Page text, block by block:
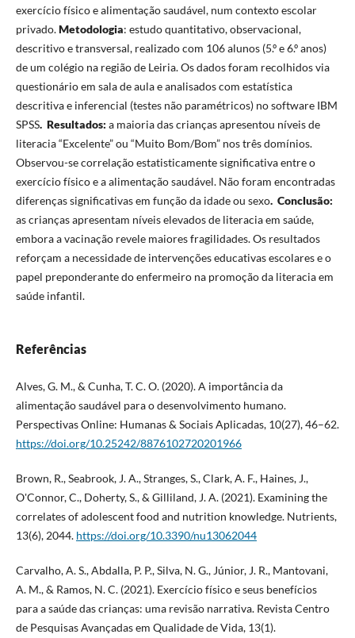
exercício físico e alimentação saudável, num contexto escolar
privado.Metodologia: estudo quantitativo, observacional,
descritivo e transversal, realizado com 106 alunos (5.º e 6.º anos)
de um colégio na região de Leiria. Os dados foram recolhidos via
questionário em sala de aula e analisados com estatística
descritiva e inferencial (testes não paramétricos) no software IBM
SPSS. Resultados: a maioria das crianças apresentou níveis de
literacia “Excelente” ou “Muito Bom/Bom” nos três domínios.
Observou-se correlação estatisticamente significativa entre o
exercício físico e a alimentação saudável. Não foram encontradas
diferenças significativas em função da idade ou sexo. Conclusão:
as crianças apresentam níveis elevados de literacia em saúde,
embora a vacinação revele maiores fragilidades. Os resultados
reforçam a necessidade de intervenções educativas escolares e o
papel preponderante do enfermeiro na promoção da literacia em
saúde infantil.
Referências
Alves, G. M., & Cunha, T. C. O. (2020). A importância da
alimentação saudável para o desenvolvimento humano.
Perspectivas Online: Humanas & Sociais Aplicadas, 10(27), 46–62.
https://doi.org/10.25242/8876102720201966
Brown, R., Seabrook, J. A., Stranges, S., Clark, A. F., Haines, J.,
O'Connor, C., Doherty, S., & Gilliland, J. A. (2021). Examining the
correlates of adolescent food and nutrition knowledge. Nutrients,
13(6), 2044. https://doi.org/10.3390/nu13062044
Carvalho, A. S., Abdalla, P. P., Silva, N. G., Júnior, J. R., Mantovani,
A. M., & Ramos, N. C. (2021). Exercício físico e seus benefícios
para a saúde das crianças: uma revisão narrativa. Revista Centro
de Pesquisas Avançadas em Qualidade de Vida, 13(1).